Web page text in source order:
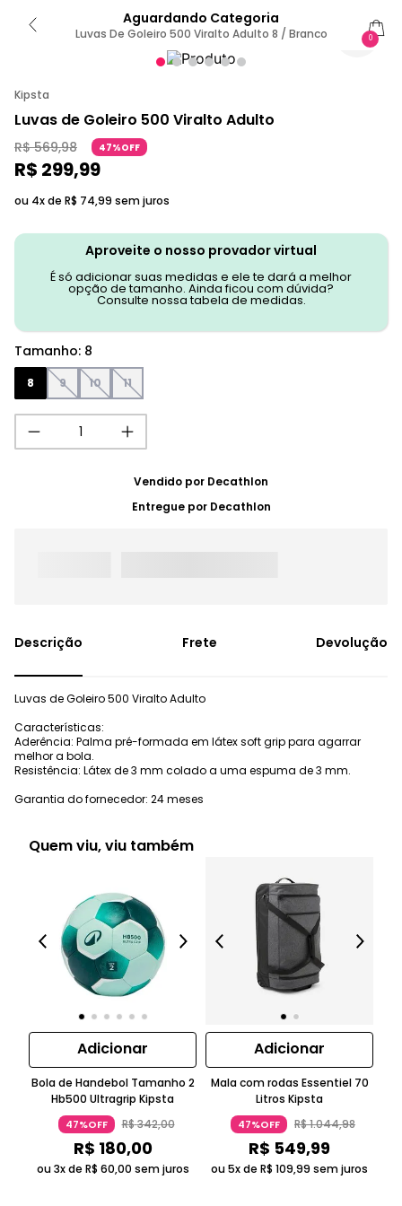
Aguardando Categoria
Luvas De Goleiro 500 Viralto Adulto 8 / Branco 0
Kipsta
Luvas de Goleiro 500 Viralto Adulto
R$ 569,98 47%OFF
R$ 299,99
ou 4x de R$ 74,99 sem juros
Aproveite o nosso provador virtual
É só adicionar suas medidas e ele te dará a melhor
opção de tamanho. Ainda ficou com dúvida?
Consulte nossa tabela de medidas.
Tamanho: 8
8 9 10 11
Vendido por Decathlon
Entregue por Decathlon
Frete Devolução
Luvas de Goleiro 500 Viralto Adulto
Características:
Aderência: Palma pré-formada em látex soft grip para agarrar
melhor a bola.
Resistência: Látex de 3 mm colado a uma espuma de 3 mm.
Garantia do fornecedor: 24 meses
Quem viu, viu também
Adicionar
Bola de Handebol Tamanho 2
Hb500 Ultragrip Kipsta
47%OFF R$342,00
R$ 180,00
ou 3x de R$ 60,00 sem juros
Adicionar
Mala com rodas Essentiel 70
Litros Kipsta
47%OFF R$1.044,98
R$ 549,99
ou 5x de R$ 109,99 sem juros